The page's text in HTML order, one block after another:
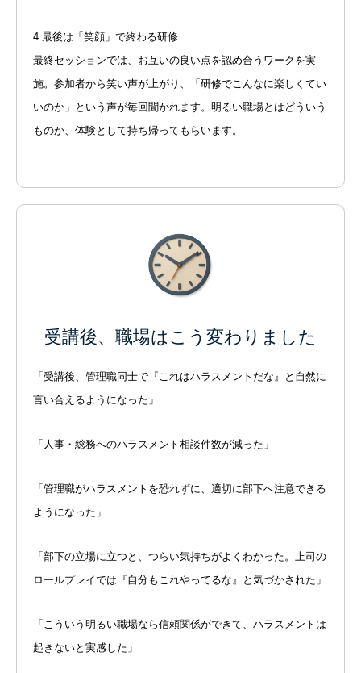
4.最後は「笑顔」で終わる研修
最終セッションでは、お互いの良い点を認め合うワークを実
施。参加者から笑い声が上がり、「研修でこんなに楽しくてい
いのか」という声が毎回聞かれます。明るい職場とはどういう
ものか、体験として持ち帰ってもらいます。
受講後、職場はこう変わりました
「受講後、管理職同士で『これはハラスメントだな』と自然に
言い合えるようになった」
「人事・総務へのハラスメント相談件数が減った」
「管理職がハラスメントを恐れずに、適切に部下へ注意できる
ようになった」
「部下の立場に立つと、つらい気持ちがよくわかった。上司の
ロールプレイでは『自分もこれやってるな』と気づかされた」
「こういう明るい職場なら信頼関係ができて、ハラスメントは
起きないと実感した」
会社案内
BLOG